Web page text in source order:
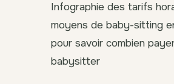
Infographie des tarifs
moyens de baby-sitting
pour savoir combien
babysitter